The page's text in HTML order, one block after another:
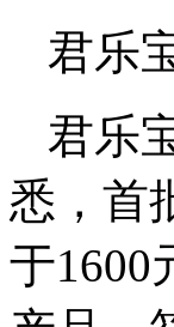
君乐
君乐
悉，首
于1600